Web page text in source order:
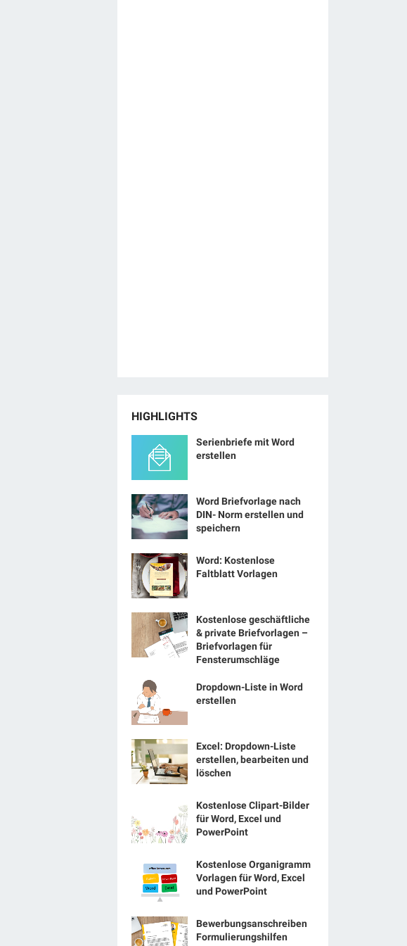
HIGHLIGHTS
Serienbriefe mit Word
erstellen
Word Briefvorlage nach
DIN- Norm erstellen und
speichern
Word: Kostenlose
Faltblatt Vorlagen
Kostenlose geschäftliche
& private Briefvorlagen –
Briefvorlagen für
Fensterumschläge
Dropdown-Liste in Word
erstellen
Excel: Dropdown-Liste
erstellen, bearbeiten und
löschen
Kostenlose Clipart-Bilder
für Word, Excel und
PowerPoint
Kostenlose Organigramm
Vorlagen für Word, Excel
und PowerPoint
Bewerbungsanschreiben
Formulierungshilfen